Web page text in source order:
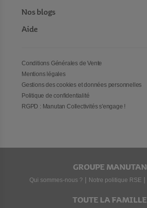
Nos blogs
Aide
Conditions Générales de Vente
Mentions légales
Gestions des cookies et données personnelles
Politique de confidentialité
RGPD : Manutan Collectivités s'engage !
GROUPE MANUTAN
Qui sommes-nous ? | Notre politique RSE |
TOUTE LA FAMILLE